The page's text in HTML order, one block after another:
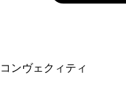
コンヴェクィティ